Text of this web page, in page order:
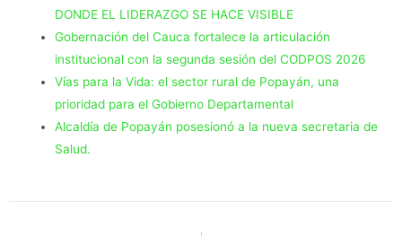
DONDE EL LIDERAZGO SE HACE VISIBLE
Gobernación del Cauca fortalece la articulación
institucional con la segunda sesión del CODPOS 2026
Vías para la Vida: el sector rural de Popayán, una
prioridad para el Gobierno Departamental
Alcaldía de Popayán posesionó a la nueva secretaria de
Salud.